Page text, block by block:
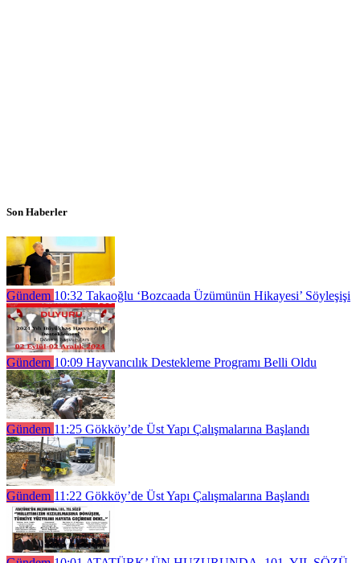
Son Haberler
Gündem 10:32 Takaoğlu ‘Bozcaada Üzümünün Hikayesi’ Söyleşişi
Gündem 10:09 Hayvancılık Destekleme Programı Belli Oldu
Gündem 11:25 Gökköy’de Üst Yapı Çalışmalarına Başlandı
Gündem 11:22 Gökköy’de Üst Yapı Çalışmalarına Başlandı